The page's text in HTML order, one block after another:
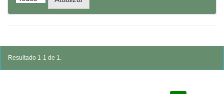
Resultado 1-1 de 1.